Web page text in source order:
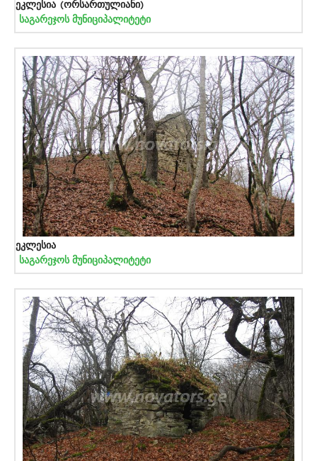
ეკლესია (ორსართულიანი)
საგარეჯოს მუნიციპალიტეტი
ეკლესია
საგარეჯოს მუნიციპალიტეტი